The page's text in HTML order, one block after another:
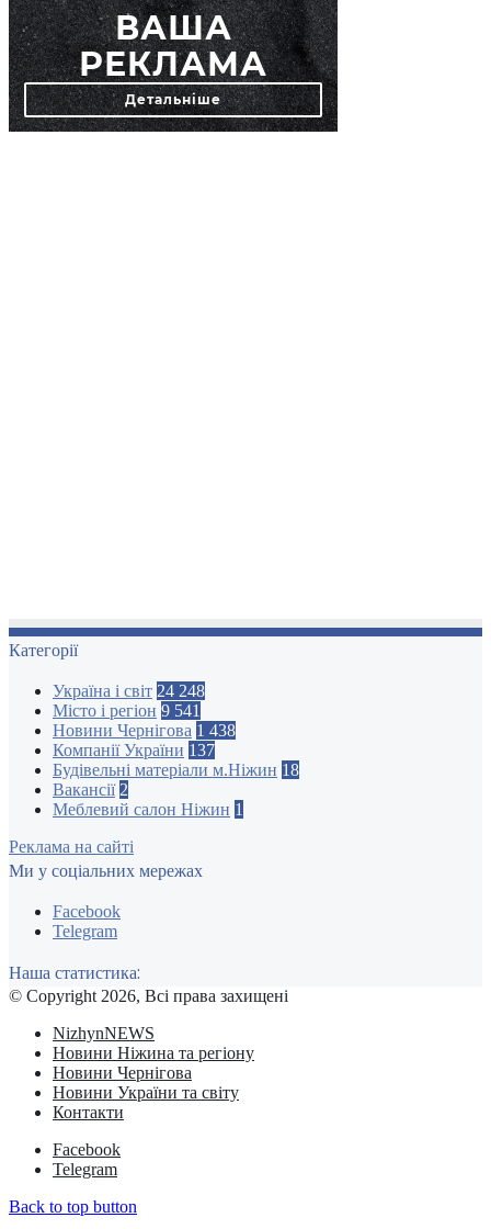
Категорії
Україна і світ 24 248
Місто і регіон 9 541
Новини Чернігова 1 438
Компанії України 137
Будівельні матеріали м.Ніжин 18
Вакансії 2
Меблевий салон Ніжин 1
Реклама на сайті
Ми у соціальних мережах
Facebook
Telegram
Наша статистика:
© Copyright 2026, Всі права захищені
NizhynNEWS
Новини Ніжина та регіону
Новини Чернігова
Новини України та світу
Контакти
Facebook
Telegram
Back to top button